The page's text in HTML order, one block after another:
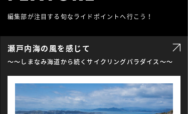
編集部が注目する旬なライドポイントへ行こう！
瀬戸内海の風を感じて
～〜しまなみ海道から続くサイクリングパラダイス〜～